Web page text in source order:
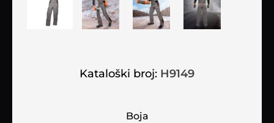
Kataloški broj: H9149
Boja